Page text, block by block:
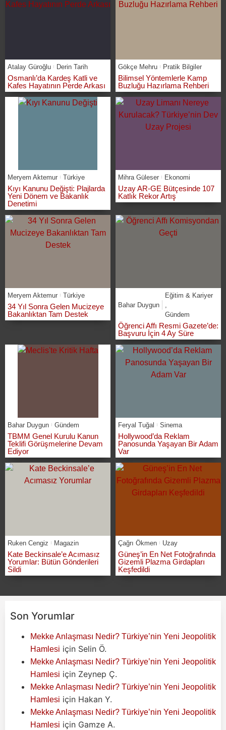
Atalay Güroğlu Derin Tarih
Osmanlı’da Kardeş Katli ve
Kafes Hayatının Perde Arkası
Gökçe Mehru Pratik Bilgiler
Bilimsel Yöntemlerle Kamp
Buzluğu Hazırlama Rehberi
Meryem Aktemur Türkiye
Kıyı Kanunu Değişti: Plajlarda
Yeni Dönem ve Bakanlık
Denetimi
Mihra Güleser Ekonomi
Uzay AR-GE Bütçesinde 107
Katlık Rekor Artış
Meryem Aktemur Türkiye
34 Yıl Sonra Gelen Mucizeye
Bakanlıktan Tam Destek
Bahar Duygun
Eğitim & Kariyer
Gündem
Öğrenci Affı Resmi Gazete’de:
Başvuru İçin 4 Ay Süre
Bahar Duygun Gündem
TBMM Genel Kurulu Kanun
Teklifi Görüşmelerine Devam
Ediyor
Feryal Tuğal Sinema
Hollywood’da Reklam
Panosunda Yaşayan Bir Adam
Var
Ruken Cengiz Magazin
Kate Beckinsale’e Acımasız
Yorumlar: Bütün Gönderileri
Sildi
Çağrı Ökmen Uzay
Güneş’in En Net Fotoğrafında
Gizemli Plazma Girdapları
Keşfedildi
Son Yorumlar
Mekke Anlaşması Nedir? Türkiye’nin Yeni Jeopolitik
Hamlesi için Selin Ö.
Mekke Anlaşması Nedir? Türkiye’nin Yeni Jeopolitik
Hamlesi için Zeynep Ç.
Mekke Anlaşması Nedir? Türkiye’nin Yeni Jeopolitik
Hamlesi için Hakan Y.
Mekke Anlaşması Nedir? Türkiye’nin Yeni Jeopolitik
Hamlesi için Gamze A.